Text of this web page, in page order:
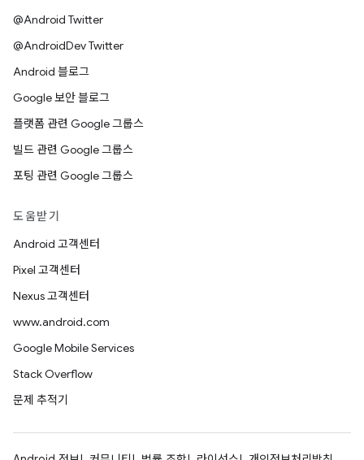
@Android Twitter
@AndroidDev Twitter
Android 블로그
Google 보안 블로그
플랫폼 관련 Google 그룹스
빌드 관련 Google 그룹스
포팅 관련 Google 그룹스
도움받기
Android 고객센터
Pixel 고객센터
Nexus 고객센터
www.android.com
Google Mobile Services
Stack Overflow
문제 추적기